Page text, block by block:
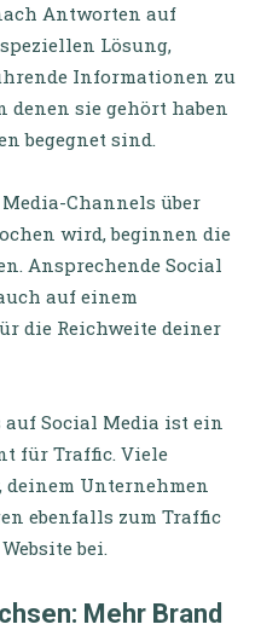
Antworten auf
Lösung,
Informationen zu
denen sie gehört haben
begegnet sind.
Channels über
wird, beginnen die
Ansprechende Social
auf einem
die Reichweite deiner
auf Social Media ist ein
für Traffic. Viele
Unternehmen
ebenfalls zum Traffic
bei.
Mehr Brand